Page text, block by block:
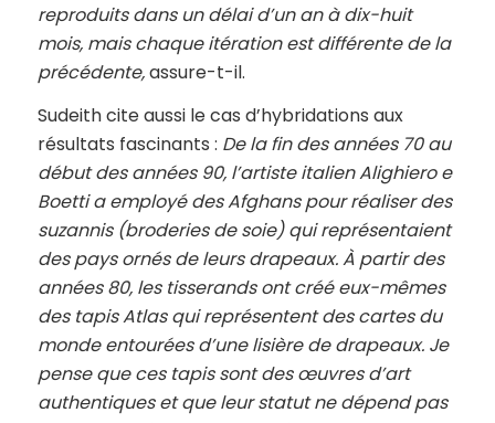
reproduits dans un délai d’un an à dix-huit
mois, mais chaque itération est différente de la
précédente,assure-t-il.
Sudeith cite aussi le cas d’hybridations aux
résultats fascinants : De la fin des années 70 au
début des années 90, l’artiste italien Alighiero e
Boetti a employé des Afghans pour réaliser des
suzannis (broderies de soie) qui représentaient
des pays ornés de leurs drapeaux. À partir des
années 80, les tisserands ont créé eux-mêmes
des tapis Atlas qui représentent des cartes du
monde entourées d’une lisière de drapeaux. Je
pense que ces tapis sont des œuvres d’art
authentiques et que leur statut ne dépend pas